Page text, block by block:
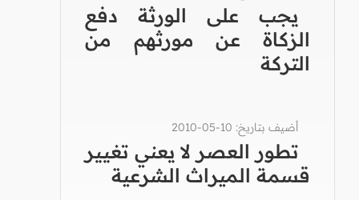
يجب على الورثة دفع
الزكاة عن مورثهم من
التركة
أضيف بتاريخ: 10-05-2010
تطور العصر لا يعني تغيير
قسمة الميراث الشرعية